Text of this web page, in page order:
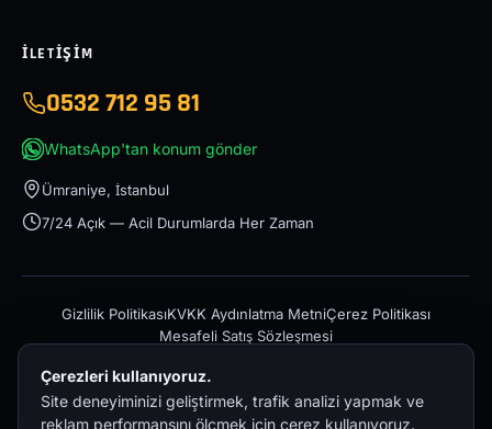
İLETIŞIM
0532 712 95 81
WhatsApp'tan konum gönder
Ümraniye, İstanbul
7/24 Açık — Acil Durumlarda Her Zaman
Gizlilik PolitikasıKVKK Aydınlatma MetniÇerez Politikası
Mesafeli Satış Sözleşmesi
Çerezleri kullanıyoruz.
Site deneyiminizi geliştirmek, trafik analizi yapmak ve
reklam performansını ölçmek için çerez kullanıyoruz.